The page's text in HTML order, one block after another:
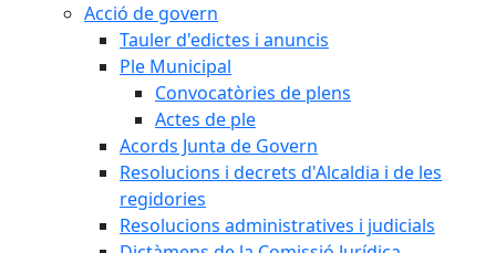
Acció de govern
Tauler d'edictes i anuncis
Ple Municipal
Convocatòries de plens
Actes de ple
Acords Junta de Govern
Resolucions i decrets d'Alcaldia i de les
regidories
Resolucions administratives i judicials